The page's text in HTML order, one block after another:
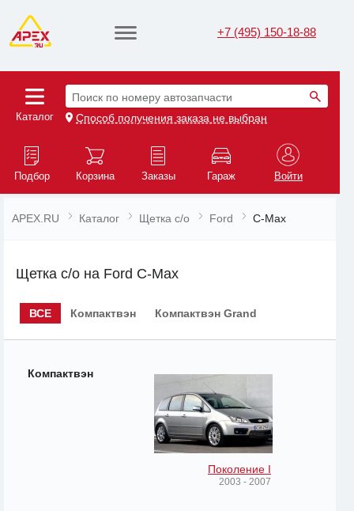
+7 (495) 150-18-88
Каталог
Поиск по номеру автозапчасти
Способ получения заказа не выбран
Подбор Корзина Заказы Гараж Войти
APEX.RU Каталог Щетка с/о Ford C-Max
Щетка с/о на Ford C-Max
ВСЕ Компактвэн Компактвэн Grand
Компактвэн
Поколение I
2003 - 2007